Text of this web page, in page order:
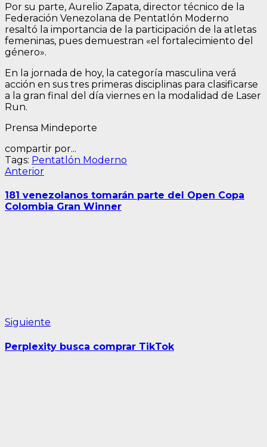
Por su parte, Aurelio Zapata, director técnico de la
Federación Venezolana de Pentatlón Moderno
resaltó la importancia de la participación de la atletas
femeninas, pues demuestran «el fortalecimiento del
género».
En la jornada de hoy, la categoría masculina verá
acción en sus tres primeras disciplinas para clasificarse
a la gran final del día viernes en la modalidad de Laser
Run.
Prensa Mindeporte
compartir por...
Tags: Pentatlón Moderno
Navegación
de
entradas
AnteriorEntrada
181 venezolanos tomarán parte del Open Copa
Colombia Gran Winner
Siguiente
Perplexity busca comprar TikTok